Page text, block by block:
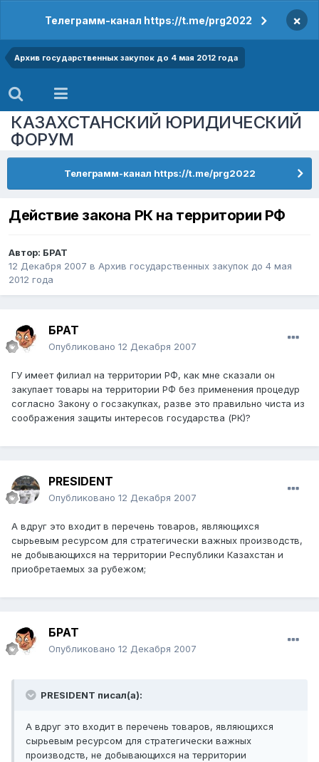
Телеграмм-канал https://t.me/prg2022 ×
Архив государственных закупок до 4 мая 2012 года
КАЗАХСТАНСКИЙ ЮРИДИЧЕСКИЙ
ФОРУМ
Телеграмм-канал https://t.me/prg2022
Действие закона РК на территории РФ
Автор: БРАТ
12 Декабря 2007 в Архив государственных закупок до 4 мая
2012 года
БРАТ
Опубликовано 12 Декабря 2007
ГУ имеет филиал на территории РФ, как мне сказали он
закупает товары на территории РФ без применения процедур
согласно Закону о госзакупках, разве это правильно чиста из
соображения защиты интересов государства (РК)?
PRESIDENT
Опубликовано 12 Декабря 2007
А вдруг это входит в перечень товаров, являющихся
сырьевым ресурсом для стратегически важных производств,
не добывающихся на территории Республики Казахстан и
приобретаемых за рубежом;
БРАТ
Опубликовано 12 Декабря 2007
PRESIDENT писал(а):
А вдруг это входит в перечень товаров, являющихся
сырьевым ресурсом для стратегически важных
производств, не добывающихся на территории